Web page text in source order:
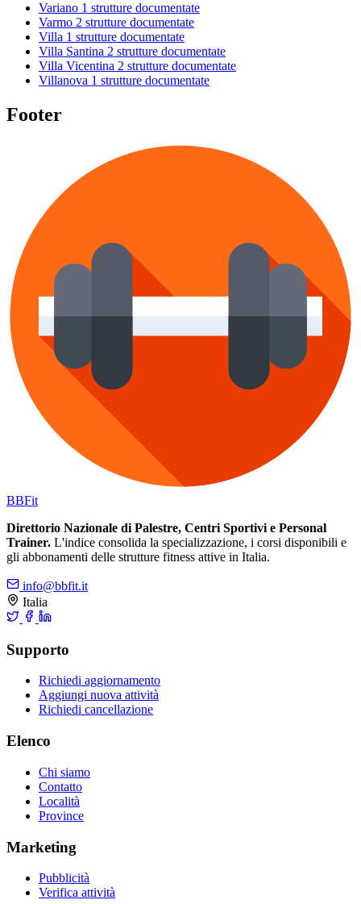
Variano 1 strutture documentate
Varmo 2 strutture documentate
Villa 1 strutture documentate
Villa Santina 2 strutture documentate
Villa Vicentina 2 strutture documentate
Villanova 1 strutture documentate
Footer
BBFit
Direttorio Nazionale di Palestre, Centri Sportivi e Personal
Trainer. L'indice consolida la specializzazione, i corsi disponibili e
gli abbonamenti delle strutture fitness attive in Italia.
info@bbfit.it
Italia
Supporto
Richiedi aggiornamento
Aggiungi nuova attività
Richiedi cancellazione
Elenco
Chi siamo
Contatto
Località
Province
Marketing
Pubblicità
Verifica attività